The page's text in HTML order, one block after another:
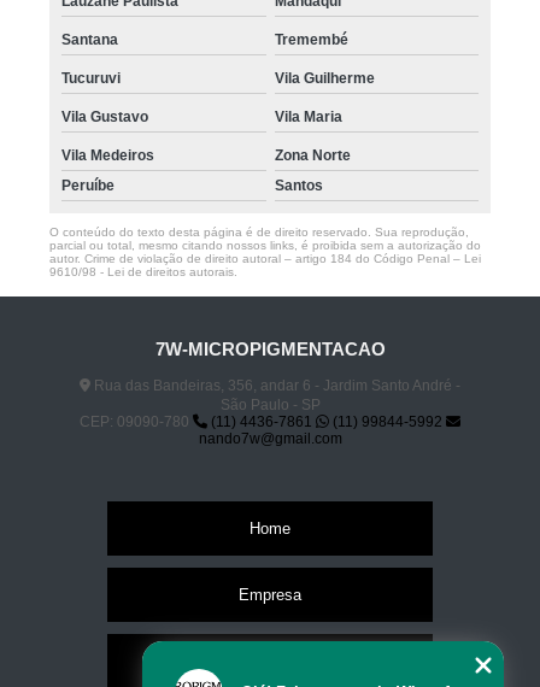
Santana Tremembé
Tucuruvi Vila Guilherme
Vila Gustavo Vila Maria
Vila Medeiros
Zona Norte
Peruíbe
Santos
O conteúdo do texto desta página é de direito reservado. Sua reprodução,
parcial ou total, mesmo citando nossos links, é proibida sem a autorização do
autor. Crime de violação de direito autoral – artigo 184 do Código Penal – Lei
9610/98 - Lei de direitos autorais
7W-MICROPIGMENTACAO
Rua das Bandeiras, 356, andar 6 - Jardim Santo André -
São Paulo - SP
CEP: 09090-780
(11) 4436-7861
(11) 99844-5992
nando7w@gmail.com
Home
Empresa